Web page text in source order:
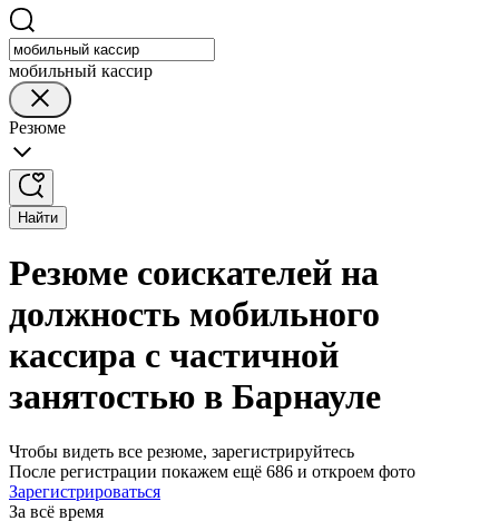
мобильный кассир
Резюме
Найти
Резюме соискателей на
должность мобильного
кассира с частичной
занятостью в Барнауле
Чтобы видеть все резюме, зарегистрируйтесь
После регистрации покажем ещё 686 и откроем фото
Зарегистрироваться
За всё время